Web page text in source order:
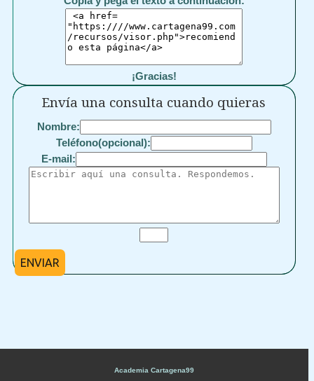
¡Gracias!
Envía una consulta cuando quieras
Nombre:
Teléfono(opcional):
E-mail:
ENVIAR
Academia Cartagena99